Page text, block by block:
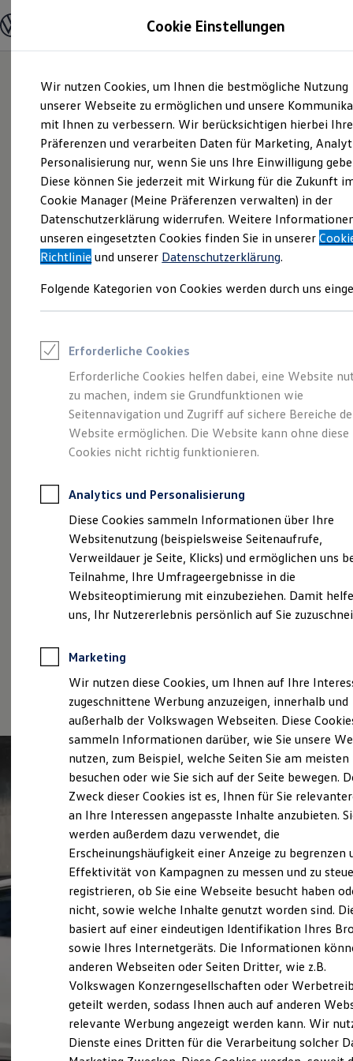
Hauptinhalt
springen
Footer
springen
Modelle und Konfigurator
Modelle vergleichen
Elektroautos
ENERGY Sondermodelle
Nutzfahrzeuge
SUV und CUV
Familienautos
Kombis
Kompaktwagen
Sportwagen
Schnell verfügbare Fahrzeuge
Angebote und Produkte
Aktuelle Angebote
E-Auto-Förderung
Volkswagen Marktplatz
Junge Gebrauchtwagen und Gebrauchtwagen
Saisonangebote
Leasing
Leasing-Angebote
Gebrauchtwagen Leasing
Junge Gebrauchtwagen-Leasing
Elektroauto Leasing
Kleinwagen-Leasing
Leasing ohne Anzahlung
Autokredit mit Schlussrate
Versicherungen und Garantien
Kfz-Versicherung
Restschuldversicherungen
Garantien
Wartungsverträge
Geschäftskunden
Professional Class bei Volkswagen
Großkunden
Behörden
Anpfiff zum Gewinn
Elektroautos
ID. Tutorials
Elektrofahrzeugkonzepte
Reichweite
Reichweite der ID. Modelle
Reichweite im Winter
Laden
Laden unterwegs
Laden Zuhause
Ladezeitensimulator
Batterie
Sicherheit
Garantie und Lebensdauer
Nachhaltigkeit
Technologie
Kosten und Kauf
Verbrauchskosten
Kaufoptionen
E-Auto-Förderung
Software und Konnektivität
Die ID. Software 6
ID. Software Versionen und Updates
Digitale Extras
Schnittstellen zu Ihrem ID.
Sportlich. Flexibel.
Komfortabel.
Entdecken Sie den
T‑Roc!
(Impressum & Rechtliches)
Cookie Einstellungen
Wir nutzen Cookies, um Ihnen die bestmögliche Nutzung
unserer Webseite zu ermöglichen und unsere
mit Ihnen zu verbessern. Wir berücksichtigen hierbei Ihre
Präferenzen und verarbeiten Daten für Marketing,
Personalisierung nur, wenn Sie uns Ihre Einwilligung
Diese können Sie jederzeit mit Wirkung für die Zukunft
Cookie Manager (Meine Präferenzen verwalten) in der
Datenschutzerklärung widerrufen. Weitere
unseren eingesetzten Cookies finden Sie in unserer
Richtlinie und unserer Datenschutzerklärung.
Folgende Kategorien von Cookies werden durch uns
Erforderliche Cookies
Erforderliche Cookies helfen dabei, eine Website
zu machen, indem sie Grundfunktionen wie
Seitennavigation und Zugriff auf sichere Bereiche
Website ermöglichen. Die Website kann ohne diese
Cookies nicht richtig funktionieren.
Analytics und Personalisierung
Diese Cookies sammeln Informationen über Ihre
Websitenutzung (beispielsweise Seitenaufrufe,
Verweildauer je Seite, Klicks) und ermöglichen uns
Teilnahme, Ihre Umfrageergebnisse in die
Websiteoptimierung mit einzubeziehen. Damit
uns, Ihr Nutzererlebnis persönlich auf Sie
Marketing
Wir nutzen diese Cookies, um Ihnen auf Ihre
zugeschnittene Werbung anzuzeigen, innerhalb und
außerhalb der Volkswagen Webseiten. Diese
sammeln Informationen darüber, wie Sie unsere
nutzen, zum Beispiel, welche Seiten Sie am meisten
besuchen oder wie Sie sich auf der Seite bewegen.
Zweck dieser Cookies ist es, Ihnen für Sie
an Ihre Interessen angepasste Inhalte anzubieten.
werden außerdem dazu verwendet, die
Erscheinungshäufigkeit einer Anzeige zu begrenzen
Effektivität von Kampagnen zu messen und zu
registrieren, ob Sie eine Webseite besucht haben
nicht, sowie welche Inhalte genutzt worden sind.
basiert auf einer eindeutigen Identifikation Ihres
sowie Ihres Internetgeräts. Die Informationen
anderen Webseiten oder Seiten Dritter, wie z.B.
Volkswagen Konzerngesellschaften oder
geteilt werden, sodass Ihnen auch auf anderen
relevante Werbung angezeigt werden kann. Wir
Dienste eines Dritten für die Verarbeitung solcher